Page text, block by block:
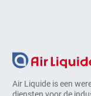
Air Liquide is een